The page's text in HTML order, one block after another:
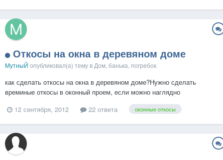
Откосы на окна в деревяном доме
МутныЙ опубликовал(а) тему в Дом, банька, погребок
как сделать откосы на окна в деревяном доме?Нужно сделать
времиные откосы в оконный проем, если можно наглядно
12 сентября, 2012 22 ответа оконные откосы